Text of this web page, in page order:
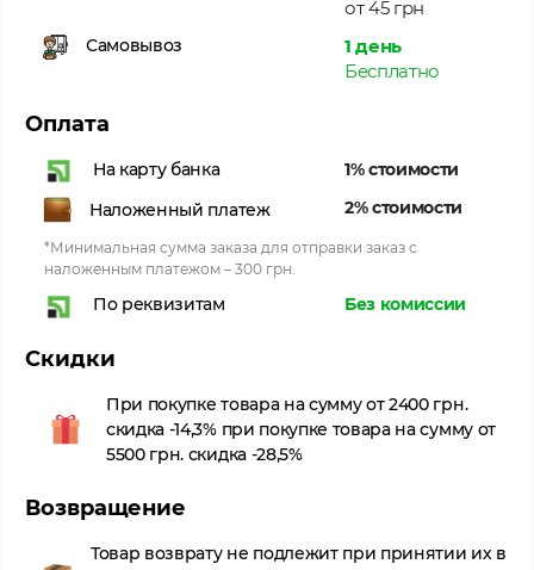
от 45 грн
Самовывоз
1 день
Бесплатно
Оплата
На карту банка
1% стоимости
Наложенный платеж
2% стоимости
*Минимальная сумма заказа для отправки заказ с
наложенным платежом – 300 грн.
По реквизитам Без комиссии
Скидки
При покупке товара на сумму от 2400 грн.
скидка -14,3% при покупке товара на сумму от
5500 грн. скидка -28,5%
Возвращение
Товар возврату не подлежит при принятии их в